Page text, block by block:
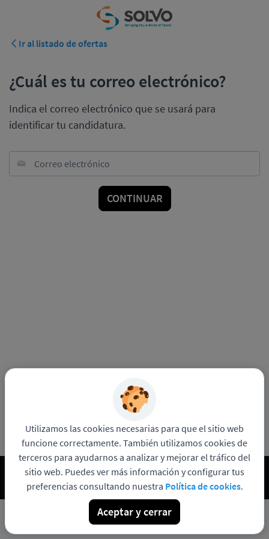
Ir al listado de ofertas
¿Cuál es tu correo electrónico?
Indica el correo electrónico que se usará para
identificar tu candidatura.
Correo electrónico
CONTINUAR
Funciona con
Pandapé
Política de privacidad
Contacto con
DPO
Utilizamos las cookies necesarias para que el sitio web
funcione correctamente. También utilizamos cookies de
terceros para ayudarnos a analizar y mejorar el tráfico del
sitio web. Puedes ver más información y configurar tus
preferencias consultando nuestra Política de cookies.
Aceptar y cerrar